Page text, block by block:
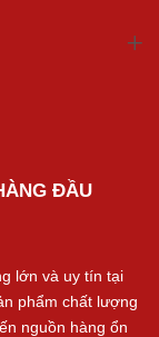
ĐẦU
lớn và uy tín tại
phẩm chất lượng
nguồn hàng ổn